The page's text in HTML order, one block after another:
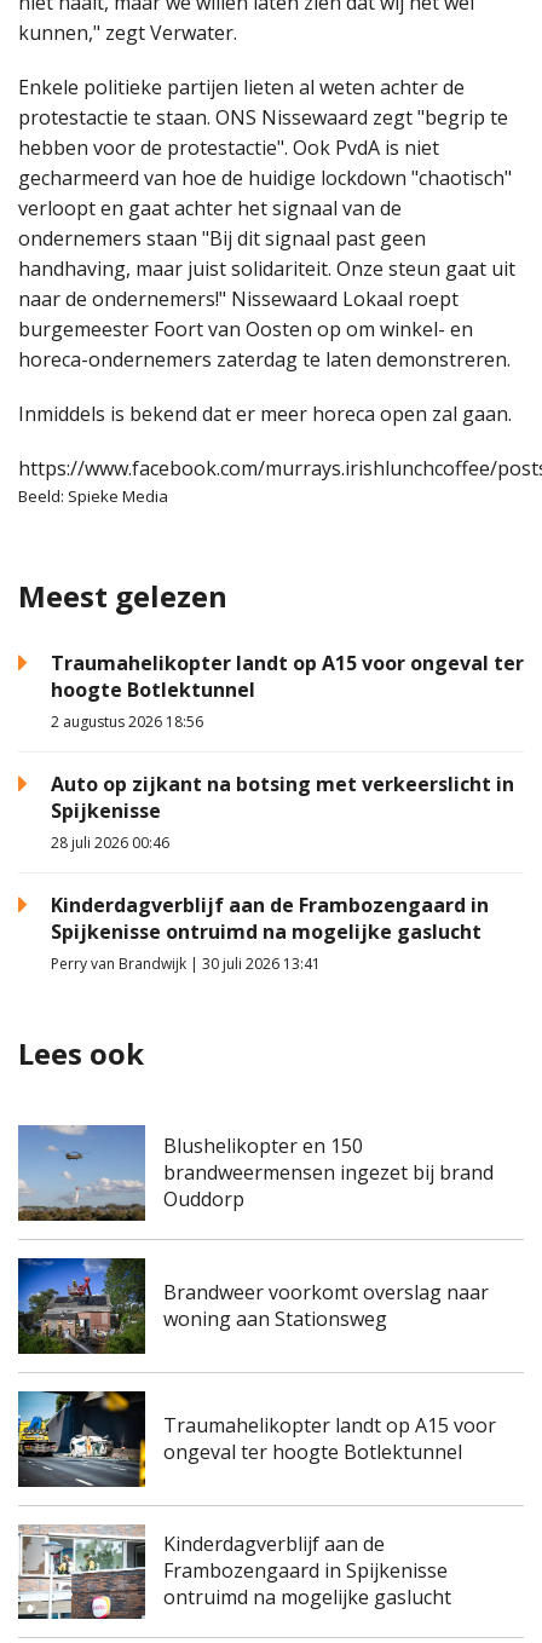
kunnen," zegt Verwater.
Enkele politieke partijen lieten al weten achter de
protestactie te staan. ONS Nissewaard zegt "begrip te
hebben voor de protestactie". Ook PvdA is niet
gecharmeerd van hoe de huidige lockdown "chaotisch"
verloopt en gaat achter het signaal van de
ondernemers staan "Bij dit signaal past geen
handhaving, maar juist solidariteit. Onze steun gaat uit
naar de ondernemers!" Nissewaard Lokaal roept
burgemeester Foort van Oosten op om winkel- en
horeca-ondernemers zaterdag te laten demonstreren.
Inmiddels is bekend dat er meer horeca open zal gaan.
https://www.facebook.com/murrays.irishlunchcoffee/
Beeld: Spieke Media
Meest gelezen
Traumahelikopter landt op A15 voor ongeval ter
hoogte Botlektunnel
2 augustus 2026 18:56
Auto op zijkant na botsing met verkeerslicht in
Spijkenisse
28 juli 2026 00:46
Kinderdagverblijf aan de Frambozengaard in
Spijkenisse ontruimd na mogelijke gaslucht
Perry van Brandwijk | 30 juli 2026 13:41
Lees ook
Blushelikopter en 150
brandweermensen ingezet bij brand
Ouddorp
Brandweer voorkomt overslag naar
woning aan Stationsweg
Traumahelikopter landt op A15 voor
ongeval ter hoogte Botlektunnel
Kinderdagverblijf aan de
Frambozengaard in Spijkenisse
ontruimd na mogelijke gaslucht